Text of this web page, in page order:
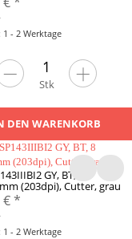
1 - 2 Werktage
Stk
DEN WARENKORB
GY, BT, 8
(203dpi), Cutter, grau
€*
1 - 2 Werktage